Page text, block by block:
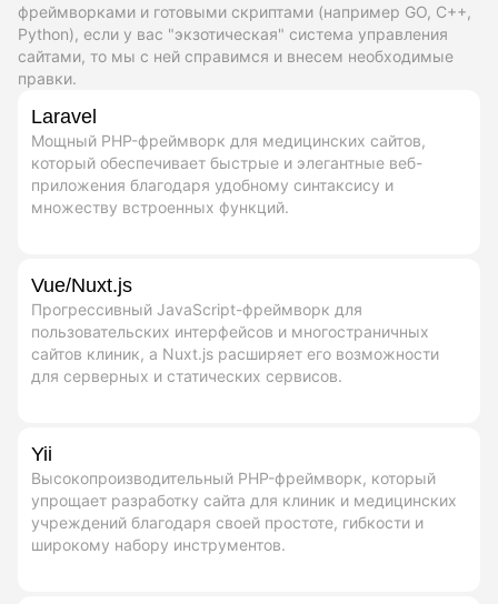
фреймворками и готовыми скриптами (например GO, C++,
Python), если у вас "экзотическая" система управления
сайтами, то мы с ней справимся и внесем необходимые
правки.
Laravel
Мощный PHP-фреймворк для медицинских сайтов,
который обеспечивает быстрые и элегантные веб-
приложения благодаря удобному синтаксису и
множеству встроенных функций.
Vue/Nuxt.js
Прогрессивный JavaScript-фреймворк для
пользовательских интерфейсов и многостраничных
сайтов клиник, а Nuxt.js расширяет его возможности
для серверных и статических сервисов.
Yii
Высокопроизводительный PHP-фреймворк, который
упрощает разработку сайта для клиник и медицинских
учреждений благодаря своей простоте, гибкости и
широкому набору инструментов.